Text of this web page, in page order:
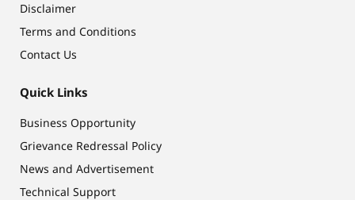
Disclaimer
Terms and Conditions
Contact Us
Quick Links
Business Opportunity
Grievance Redressal Policy
News and Advertisement
Technical Support